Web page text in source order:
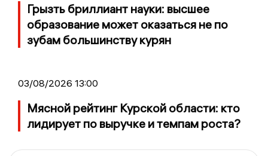
Грызть бриллиант науки: высшее
образование может оказаться не по
зубам большинству курян
03/08/2026 13:00
Мясной рейтинг Курской области: кто
лидирует по выручке и темпам роста?